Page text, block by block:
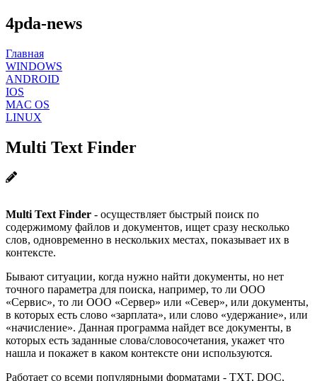
4pda-news
Главная
WINDOWS
ANDROID
IOS
MAC OS
LINUX
Multi Text Finder
Multi Text Finder - осуществляет быстрый поиск по
содержимому файлов и документов, ищет сразу несколько
слов, одновременно в нескольких местах, показывает их в
контексте.
Бывают ситуации, когда нужно найти документы, но нет
точного параметра для поиска, например, то ли ООО
«Сервис», то ли ООО «Сервер» или «Север», или документы,
в которых есть слово «зарплата», или слово «удержание», или
«начисление». Данная программа найдет все документы, в
которых есть заданные слова/словосочетания, укажет что
нашла и покажет в каком контексте они используются.
Работает со всеми популярными форматами - TXT, DOC,